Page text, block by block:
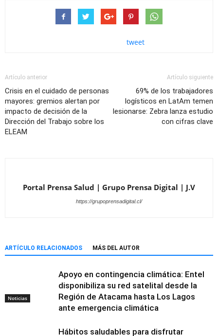
tweet
Artículo anterior
Crisis en el cuidado de personas
mayores: gremios alertan por
impacto de decisión de la
Dirección del Trabajo sobre los
ELEAM
Artículo siguiente
69% de los trabajadores
logísticos en LatAm temen
lesionarse: Zebra lanza estudio
con cifras clave
Portal Prensa Salud | Grupo Prensa Digital | J.V
https://grupoprensadigital.cl/
ARTÍCULO RELACIONADOS MÁS DEL AUTOR
Noticias
Apoyo en contingencia climática: Entel
disponibiliza su red satelital desde la
Región de Atacama hasta Los Lagos
ante emergencia climática
Hábitos saludables para disfrutar